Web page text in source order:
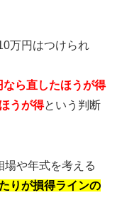
万円はつけられ
ら直したほうが得
うが得という判断
や年式を考える
りが損得ラインの